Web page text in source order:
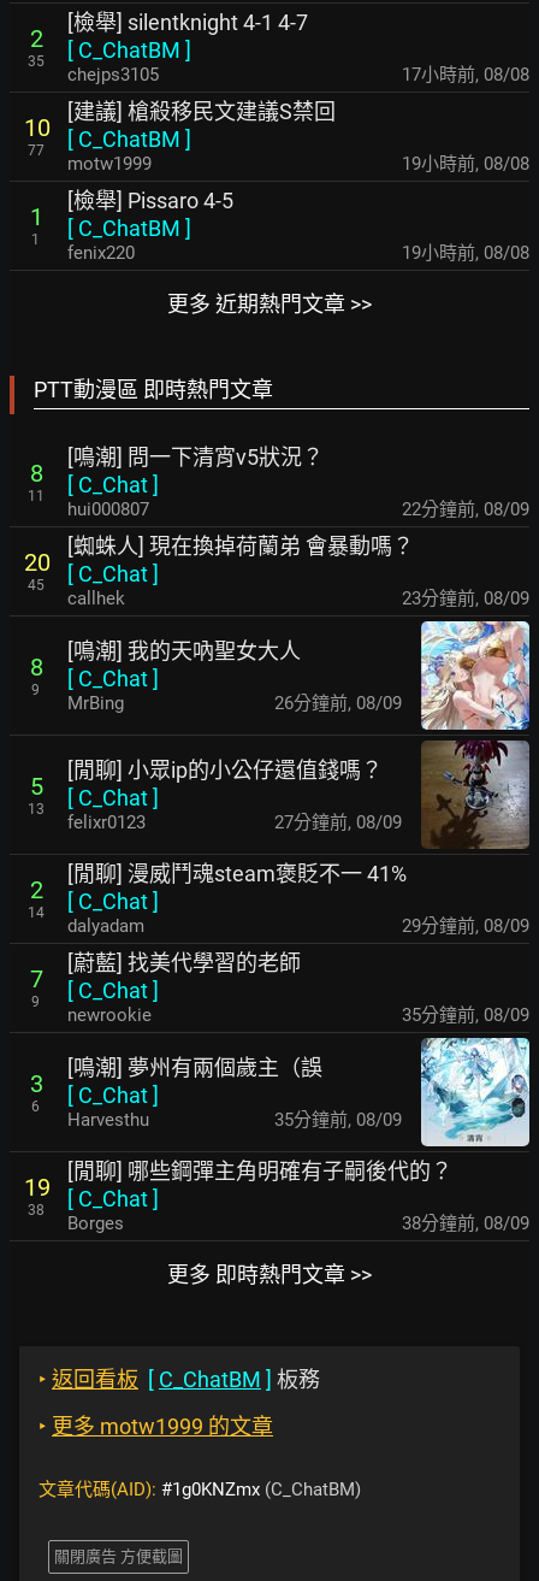
2
35
[檢舉] silentknight 4-1 4-7
[ C_ChatBM ]
chejps3105 17小時前, 08/08
10
77
[建議] 槍殺移民文建議S禁回
[ C_ChatBM ]
motw1999 19小時前, 08/08
1
1
[檢舉] Pissaro 4-5
[ C_ChatBM ]
fenix220 19小時前, 08/08
更多 近期熱門文章 >>
PTT動漫區 即時熱門文章
8
11
[鳴潮] 問一下清宵v5狀況？
[ C_Chat]
hui000807 22分鐘前, 08/09
20
45
[蜘蛛人] 現在換掉荷蘭弟 會暴動嗎？
[ C_Chat]
callhek 23分鐘前, 08/09
8
9
[鳴潮] 我的天吶聖女大人
[ C_Chat]
MrBing 26分鐘前, 08/09
5
13
[閒聊] 小眾ip的小公仔還值錢嗎？
[ C_Chat]
felixr0123 27分鐘前, 08/09
2
14
[閒聊] 漫威鬥魂steam褒貶不一 41%
[ C_Chat]
dalyadam 29分鐘前, 08/09
7
9
[蔚藍] 找美代學習的老師
[ C_Chat]
newrookie 35分鐘前, 08/09
3
6
[鳴潮] 夢州有兩個歲主（誤
[ C_Chat]
Harvesthu 35分鐘前, 08/09
19
38
[閒聊] 哪些鋼彈主角明確有子嗣後代的？
[ C_Chat]
Borges 38分鐘前, 08/09
更多 即時熱門文章 >>
‣ 返回看板 [ C_ChatBM ] 板務
‣ 更多 motw1999 的文章
文章代碼(AID): #1g0KNZmx (C_ChatBM)
關閉廣告 方便截圖